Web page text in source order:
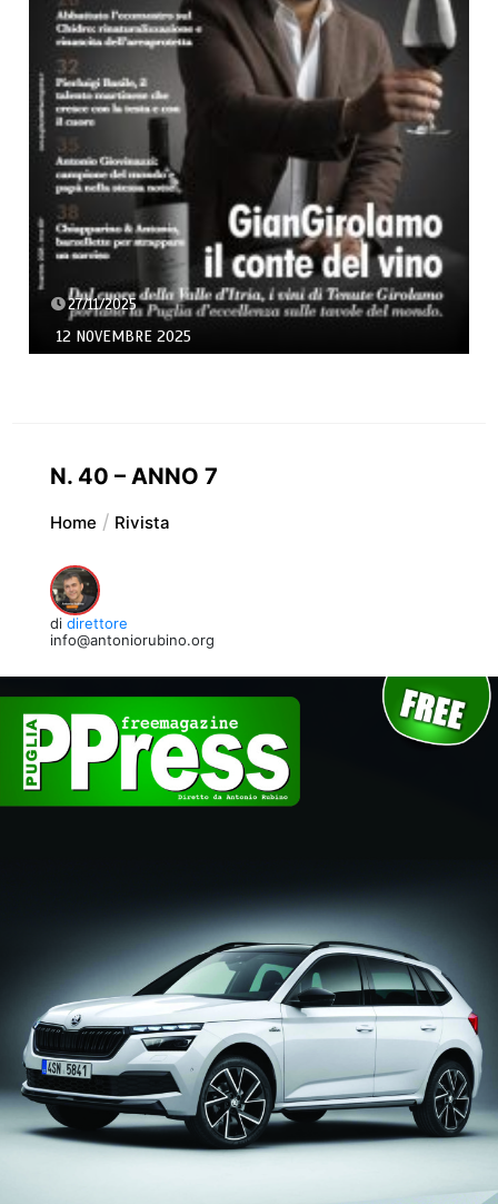
27/11/2025
12 NOVEMBRE 2025
N. 40 – ANNO 7
Home Rivista
di direttore
info@antoniorubino.org